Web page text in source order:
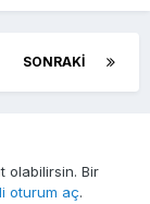
SONRAKI
olabilirsin. Bir
oturum aç.